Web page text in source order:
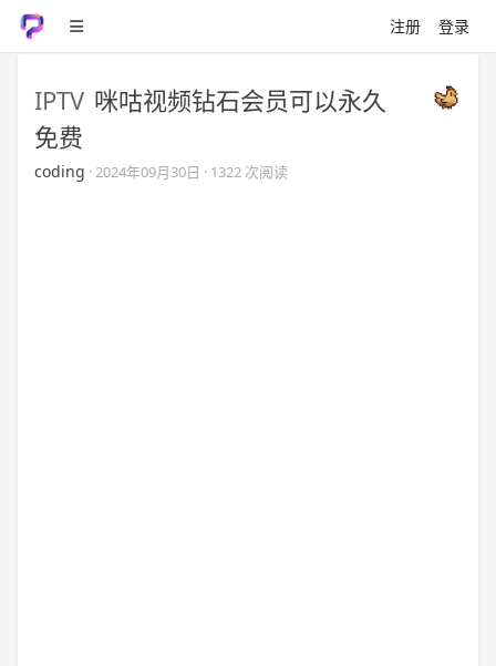
注册 登录
IPTV 咪咕视频钻石会员可以永久
免费
coding ·2024年09月30日 · 1322 次阅读